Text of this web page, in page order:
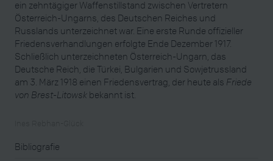
ein zehntägiger Waffenstillstand zwischen Vertretern
Österreich-Ungarns, des Deutschen Reiches und
Russlands unterzeichnet war. Eine erste Runde offizieller
Friedensverhandlungen erfolgte Ende Dezember 1917.
Schließlich unterzeichneten Österreich-Ungarn, das
Deutsche Reich, die Türkei, Bulgarien und Sowjetrussland
am 3. März 1918 einen Friedensvertrag, der heute als Friede
von Brest-Litowsk bekannt ist.
Bibliografie